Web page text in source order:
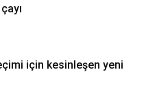
çayı
için kesinleşen yeni